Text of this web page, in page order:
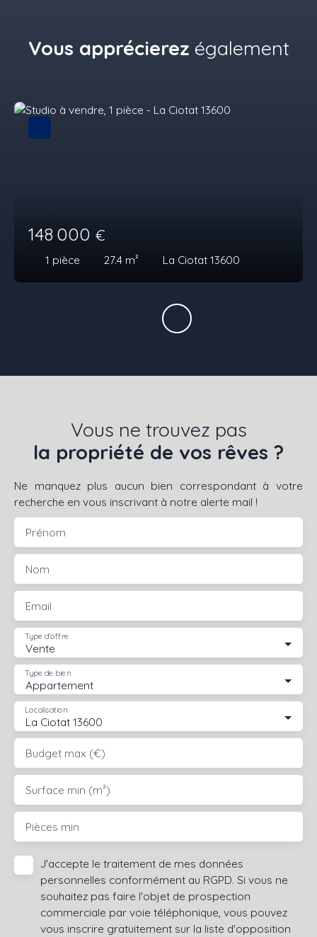
Vous apprécierez également
148 000 €
1 pièce 27.4 m² La Ciotat 13600
Vous ne trouvez pas
la propriété de vos rêves ?
Ne manquez plus aucun bien correspondant à votre
recherche en vous inscrivant à notre alerte mail !
Prénom
Nom
Email
Vente
Type d'offre
Appartement
Type de bien
La Ciotat 13600
Localisation
Budget max (€)
Surface min (m²)
Pièces min
J'accepte le traitement de mes données
personnelles conformément au RGPD. Si vous ne
souhaitez pas faire l'objet de prospection
commerciale par voie téléphonique, vous pouvez
vous inscrire gratuitement sur la liste d'opposition